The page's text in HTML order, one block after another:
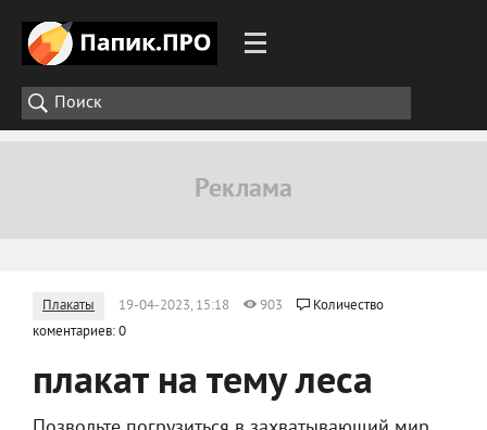
Плакаты 19-04-2023, 15:18 903
Количество
коментариев: 0
плакат на тему леса